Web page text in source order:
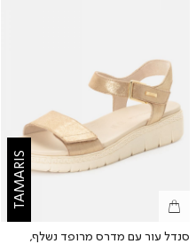
TAMARIS
סנדל עור עם מדרס מרופד נשלף,